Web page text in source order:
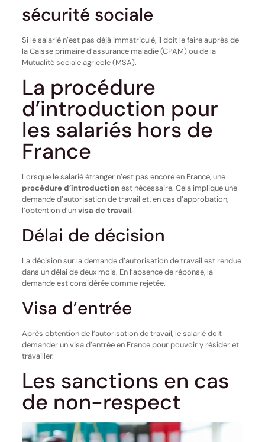
sécurité sociale
Si le salarié n’est pas déjà immatriculé, il doit le faire auprès de
la Caisse primaire d’assurance maladie (CPAM) ou de la
Mutualité sociale agricole (MSA).
La procédure
d’introduction pour
les salariés hors de
France
Lorsque le salarié étranger n’est pas encore en France, une
procédure d’introductionest nécessaire. Cela implique une
demande d’autorisation de travail et, en cas d’approbation,
l’obtention d’unvisa de travail.
Délai de décision
La décision sur la demande d’autorisation de travail est rendue
dans un délai de deux mois. En l’absence de réponse, la
demande est considérée comme rejetée.
Visa d’entrée
Après obtention de l’autorisation de travail, le salarié doit
demander un visa d’entrée en France pour pouvoir y résider et
travailler.
Les sanctions en cas
de non-respect